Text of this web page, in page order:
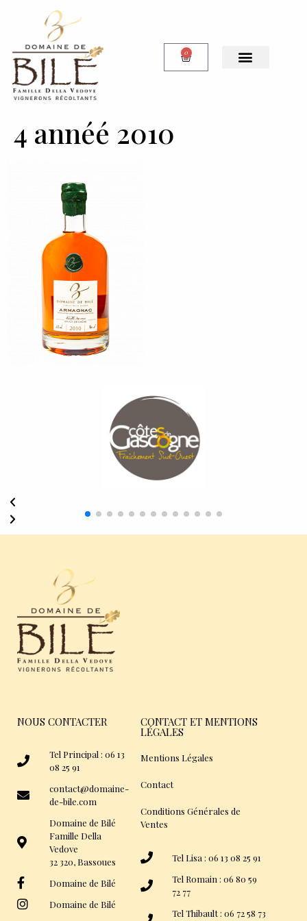
0
4 annéé 2010
NOUS CONTACTER
Tel Principal : 06 13
08 25 91
contact@domaine-
de-bile.com
Domaine de Bilé
Famille Della
Vedove
32 320, Bassoues
Domaine de Bilé
Domaine de Bilé
CONTACT ET MENTIONS
LÉGALES
Mentions Légales
Contact
Conditions Générales de
Ventes
Tel Lisa : 06 13 08 25 91
Tel Romain : 06 80 59
72 77
Tel Thibault : 06 72 58 73